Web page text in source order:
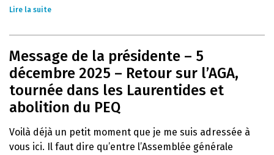
Lire la suite
Message de la présidente – 5
décembre 2025 – Retour sur l’AGA,
tournée dans les Laurentides et
abolition du PEQ
Voilà déjà un petit moment que je me suis adressée à
vous ici. Il faut dire qu’entre l’Assemblée générale